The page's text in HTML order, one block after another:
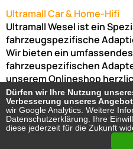
Ultramall Car & Home-Hifi
Ultramall Wesel ist ein
fahrzeugspezifische
Wir bieten ein
fahrzeuspezifischen
unserem Onlineshop
Venloer Str. 6a46487 Wesel
Telefon:02803-803456
(Abholung nur nach
17:00 Uhr
Dürfen wir Ihre Nutzung
Verbesserung unseres
wir Google Analytics. Weitere
Datenschutzerklärung. Ihre
diese jederzeit für die Zukunft
Dürfen wir Ihre Nutzung
Verbesserung unseres
wir Google Analytics. Weitere
Datenschutzerklärung. Ihre
diese jederzeit für die Zukunft